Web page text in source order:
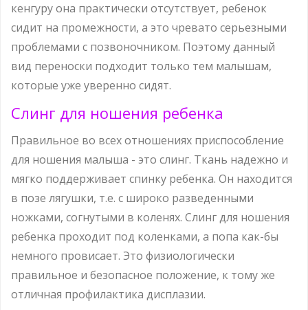
кенгуру она практически отсутствует, ребенок
сидит на промежности, а это чревато серьезными
проблемами с позвоночником. Поэтому данный
вид переноски подходит только тем малышам,
которые уже уверенно сидят.
Слинг для ношения ребенка
Правильное во всех отношениях приспособление
для ношения малыша - это слинг. Ткань надежно и
мягко поддерживает спинку ребенка. Он находится
в позе лягушки, т.е. с широко разведенными
ножками, согнутыми в коленях. Слинг для ношения
ребенка проходит под коленками, а попа как-бы
немного провисает. Это физиологически
правильное и безопасное положение, к тому же
отличная профилактика дисплазии.